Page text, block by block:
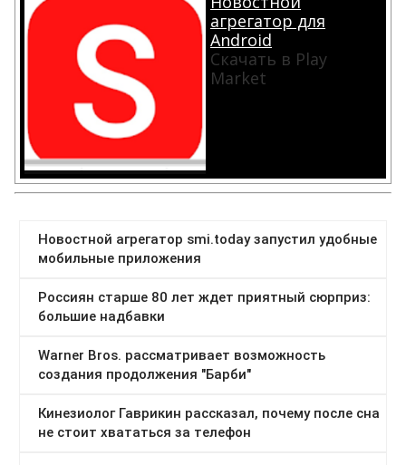
агрегатор для
Android
Скачать в Play
Market